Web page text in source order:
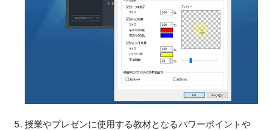
授業やプレゼンに使用する教材となるパワーポイントや